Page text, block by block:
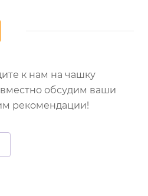
к нам на чашку
обсудим ваши
рекомендации!